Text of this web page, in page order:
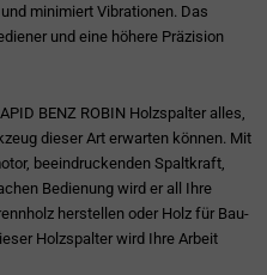
minimiert Vibrationen. Das
und eine höhere Präzision
BENZ ROBIN Holzspalter alles,
dieser Art erwarten können. Mit
beeindruckenden Spaltkraft,
Bedienung wird er all Ihre
herstellen oder Holz für Bau-
Holzspalter wird Ihre Arbeit